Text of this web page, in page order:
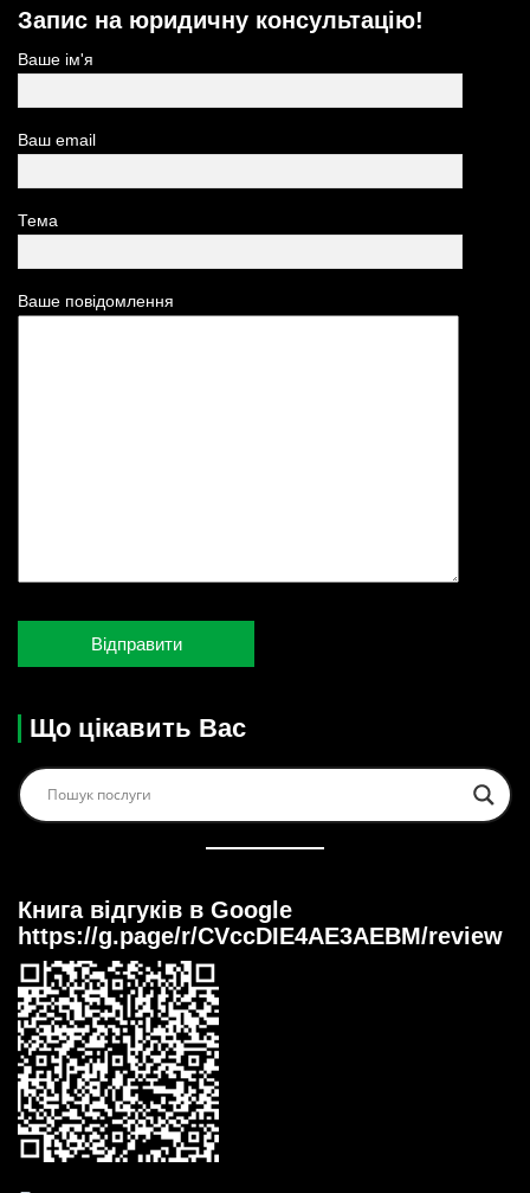
Запис на юридичну консультацію!
Ваше ім'я
Ваш email
Тема
Ваше повідомлення
Що цікавить Вас
Книга відгуків в Google
https://g.page/r/CVccDIE4AE3AEBM/review